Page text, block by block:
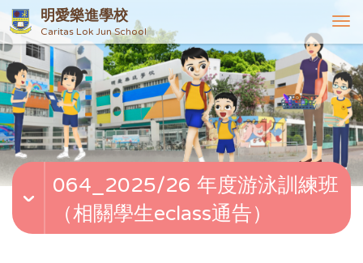
明愛樂進學校
Caritas Lok Jun School
T
o
g
g
l
e
n
v
064_2025/26 年度游泳訓練班
（相關學生eclass通告）